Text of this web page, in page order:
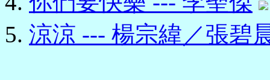
涼涼 --- 楊宗緯／張碧